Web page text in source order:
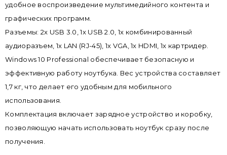
удобное воспроизведение мультимедийного контента и
графических программ.
Разъемы: 2x USB 3.0, 1x USB 2.0, 1x комбинированный
аудиоразъем, 1x LAN (RJ-45), 1x VGA, 1x HDMI, 1x картридер.
Windows 10 Professional обеспечивает безопасную и
эффективную работу ноутбука. Вес устройства составляет
1,7 кг, что делает его удобным для мобильного
использования.
Комплектация включает зарядное устройство и коробку,
позволяющую начать использовать ноутбук сразу после
получения.